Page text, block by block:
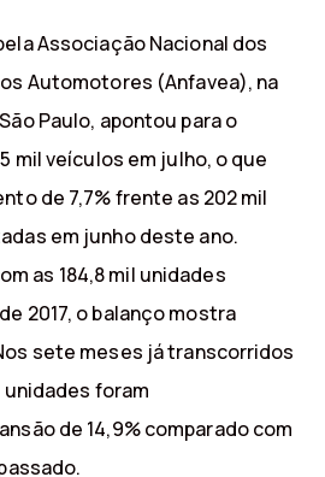
Associação Nacional dos
Automotores (Anfavea), na
Paulo, apontou para o
mil veículos em julho, o que
de 7,7% frente as 202 mil
em junho deste ano.
as 184,8 mil unidades
2017, o balanço mostra
sete meses já transcorridos
unidades foram
de 14,9% comparado com